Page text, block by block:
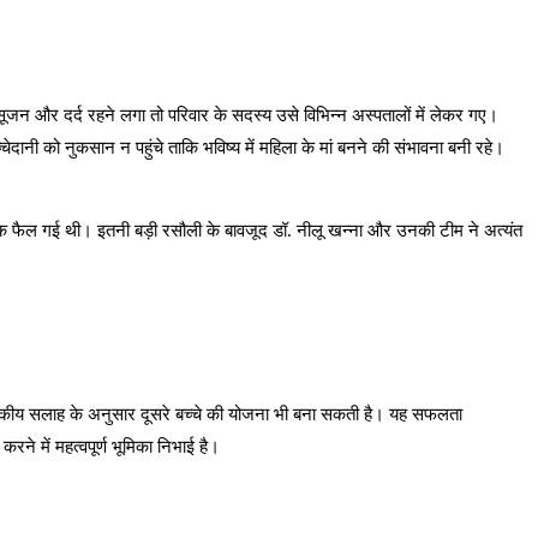
और दर्द रहने लगा तो परिवार के सदस्य उसे विभिन्न अस्पतालों में लेकर गए।
को नुकसान न पहुंचे ताकि भविष्य में महिला के मां बनने की संभावना बनी रहे।
फैल गई थी। इतनी बड़ी रसौली के बावजूद डॉ. नीलू खन्ना और उनकी टीम ने अत्यंत
सलाह के अनुसार दूसरे बच्चे की योजना भी बना सकती है। यह सफलता
में महत्वपूर्ण भूमिका निभाई है।